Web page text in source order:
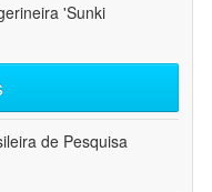
'Sunki
de Pesquisa